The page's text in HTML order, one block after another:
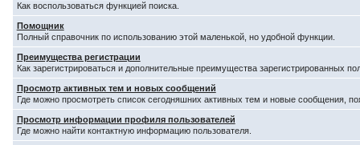
Как воспользоваться функцией поиска.
Помощник
Полный справочник по использованию этой маленькой, но удобной функции.
Преимущества регистрации
Как зарегистрироваться и дополнительные преимущества зарегистрированных
Просмотр активных тем и новых сообщений
Где можно просмотреть список сегодняшних активных тем и новые сообщения,
Просмотр информации профиля пользователей
Где можно найти контактную информацию пользователя.